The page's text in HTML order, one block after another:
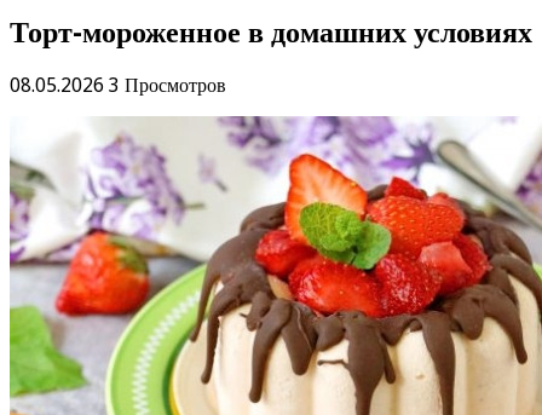
Торт-мороженное в домашних условиях
08.05.2026 3 Просмотров